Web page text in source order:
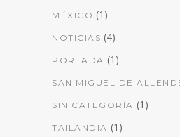
MÉXICO (1)
NOTICIAS (4)
PORTADA (1)
SAN MIGUEL DE
SIN CATEGORÍA (1)
TAILANDIA (1)